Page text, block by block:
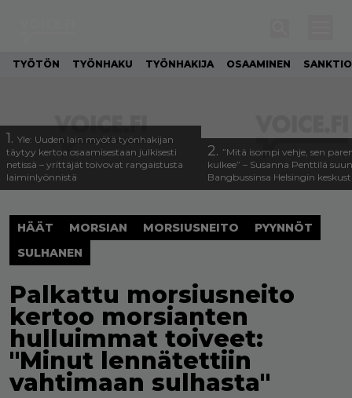
TYÖTÖN TYÖNHAKU TYÖNHAKIJA OSAAMINEN SANKTIO
1. Yle: Uuden lain myötä työnhakijan
täytyy kertoa osaamisestaan julkisesti
netissä – yrittäjät toivovat rangaistusta
laiminlyönnistä
2. ”Mitä isompi vehje, sen
kulkee” – Susanna Penttilä
Bangbussinsa Helsingin
HÄÄT MORSIAN MORSIUSNEITO
PYYNNÖT
SULHANEN
Palkattu morsiusneito
kertoo morsianten
hulluimmat toiveet:
"Minut lennätettiin
vahtimaan sulhasta"